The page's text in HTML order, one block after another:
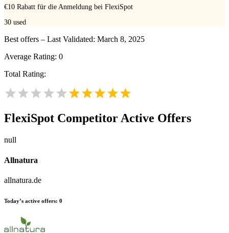
€10 Rabatt für die Anmeldung bei FlexiSpot
30 used
Best offers – Last Validated: March 8, 2025
Average Rating: 0
Total Rating:
FlexiSpot Competitor Active Offers
null
Allnatura
allnatura.de
Today’s active offers: 0